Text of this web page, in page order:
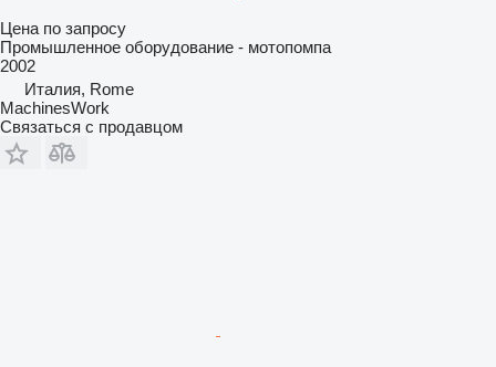
Цена по запросу
Промышленное оборудование - мотопомпа
2002
Италия, Rome
MachinesWork
Связаться с продавцом